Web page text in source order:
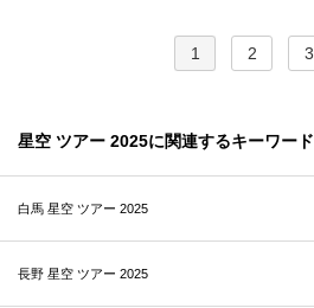
1 2 3
星空 ツアー 2025に関連するキーワード
白馬 星空 ツアー 2025
長野 星空 ツアー 2025